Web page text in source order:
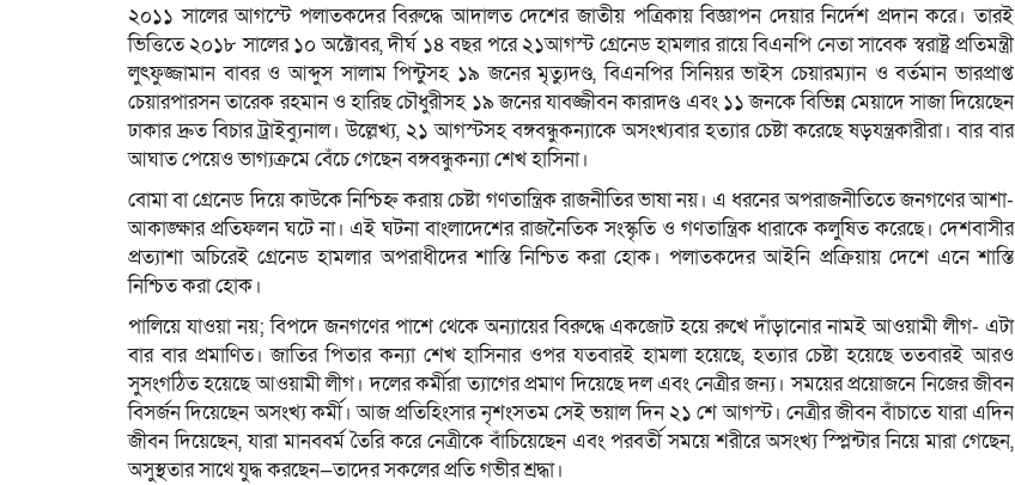
২০১১ সালের আগস্টে পলাতকদের বিরুদ্ধে আদালত দেশের জাতীয় পত্রিকায় বিজ্ঞাপন দেয়ার নির্দেশ প্রদান করে। তারই
ভিত্তিতে ২০১৮ সালের ১০ অক্টোবর, দীর্ঘ ১৪ বছর পরে ২১আগস্ট গ্রেনেড হামলার রায়ে বিএনপি নেতা সাবেক স্বরাষ্ট্র প্রতিমন্ত্রী
লুৎফুজ্জামান বাবর ও আব্দুস সালাম পিন্টুসহ ১৯ জনের মৃত্যুদণ্ড, বিএনপির সিনিয়র ভাইস চেয়ারম্যান ও বর্তমান ভারপ্রাপ্ত
চেয়ারপারসন তারেক রহমান ও হারিছ চৌধুরীসহ ১৯ জনের যাবজ্জীবন কারাদণ্ড এবং ১১ জনকে বিভিন্ন মেয়াদে সাজা দিয়েছেন
ঢাকার দ্রুত বিচার ট্রাইব্যুনাল। উল্লেখ্য, ২১ আগস্টসহ বঙ্গবন্ধুকন্যাকে অসংখ্যবার হত্যার চেষ্টা করেছে ষড়যন্ত্রকারীরা। বার বার
আঘাত পেয়েও ভাগ্যক্রমে বেঁচে গেছেন বঙ্গবন্ধুকন্যা শেখ হাসিনা।
বোমা বা গ্রেনেড দিয়ে কাউকে নিশ্চিহ্ন করায় চেষ্টা গণতান্ত্রিক রাজনীতির ভাষা নয়। এ ধরনের অপরাজনীতিতে জনগণের আশা-
আকাঙ্ক্ষার প্রতিফলন ঘটে না। এই ঘটনা বাংলাদেশের রাজনৈতিক সংস্কৃতি ও গণতান্ত্রিক ধারাকে কলুষিত করেছে। দেশবাসীর
প্রত্যাশা অচিরেই গ্রেনেড হামলার অপরাধীদের শাস্তি নিশ্চিত করা হোক। পলাতকদের আইনি প্রক্রিয়ায় দেশে এনে শাস্তি
নিশ্চিত করা হোক।
পালিয়ে যাওয়া নয়; বিপদে জনগণের পাশে থেকে অন্যায়ের বিরুদ্ধে একজোট হয়ে রুখে দাঁড়ানোর নামই আওয়ামী লীগ- এটা
বার বার প্রমাণিত। জাতির পিতার কন্যা শেখ হাসিনার ওপর যতবারই হামলা হয়েছে, হত্যার চেষ্টা হয়েছে ততবারই আরও
সুসংগঠিত হয়েছে আওয়ামী লীগ। দলের কর্মীরা ত্যাগের প্রমাণ দিয়েছে দল এবং নেত্রীর জন্য। সময়ের প্রয়োজনে নিজের জীবন
বিসর্জন দিয়েছেন অসংখ্য কর্মী। আজ প্রতিহিংসার নৃশংসতম সেই ভয়াল দিন ২১ শে আগস্ট। নেত্রীর জীবন বাঁচাতে যারা এদিন
জীবন দিয়েছেন, যারা মানববর্ম তৈরি করে নেত্রীকে বাঁচিয়েছেন এবং পরবর্তী সময়ে শরীরে অসংখ্য স্প্লিন্টার নিয়ে মারা গেছেন,
অসুস্থতার সাথে যুদ্ধ করছেন—তাদের সকলের প্রতি গভীর শ্রদ্ধা।